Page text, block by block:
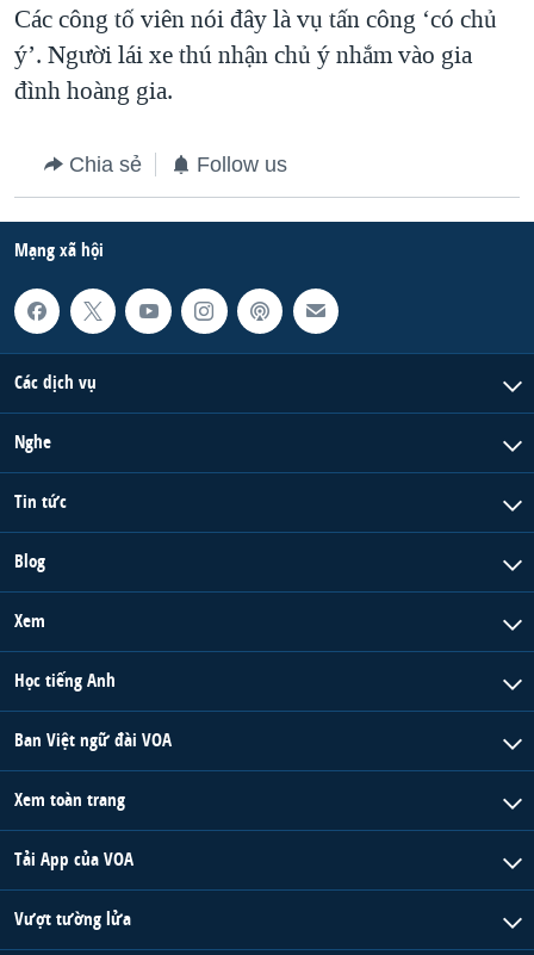
Các công tố viên nói đây là vụ tấn công ‘có chủ
ý’. Người lái xe thú nhận chủ ý nhắm vào gia
đình hoàng gia.
Chia sẻ Follow us
Mạng xã hội
Các dịch vụ
Nghe
Tin tức
Blog
Xem
Học tiếng Anh
Ban Việt ngữ đài VOA
Xem toàn trang
Tải App của VOA
Vượt tường lửa